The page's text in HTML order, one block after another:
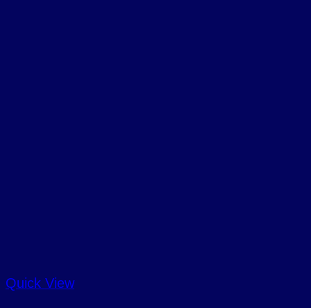
Quick View